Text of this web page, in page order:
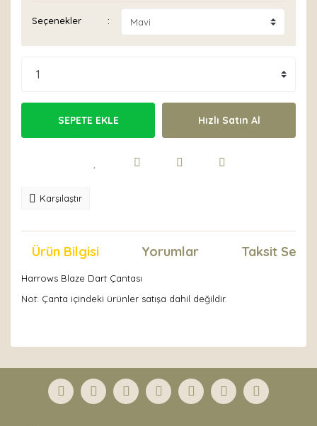
Seçenekler
SEPETE EKLE Hızlı Satın Al
Karşılaştır
Ürün Bilgisi Yorumlar Taksit
Harrows Blaze Dart Çantası
Not: Çanta içindeki ürünler satışa dahil değildir.
Yorum Yaz
formunu kullanarak tarafımıza iletebilirsiniz.
Görüş ve önerileriniz için teşekkür ederiz.